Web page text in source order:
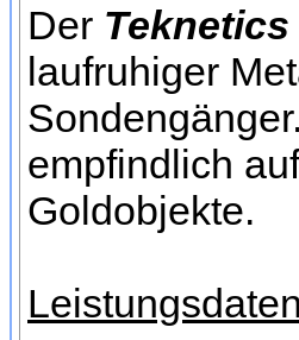
Der
laufruhiger
empfindlich
Goldobjekte.